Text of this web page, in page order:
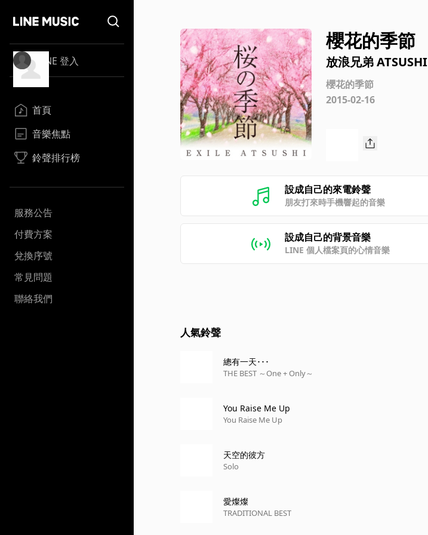
LINE 登入
首頁
音樂焦點
鈴聲排行榜
服務公告
付費方案
兌換序號
常見問題
聯絡我們
櫻花的季節
放浪兄弟 ATSUSHI
櫻花的季節
2015-02-16
設成自己的來電鈴聲
朋友打來時手機響起的音樂
設成自己的背景音樂
LINE 個人檔案頁的心情音樂
人氣鈴聲
總有一天･･･
THE BEST ～One + Only～
You Raise Me Up
You Raise Me Up
天空的彼方
Solo
愛燦燦
TRADITIONAL BEST